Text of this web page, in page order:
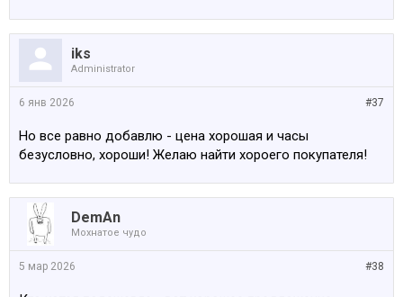
iks
Administrator
#37
6 янв 2026
Но все равно добавлю - цена хорошая и часы
безусловно, хороши! Желаю найти хороего покупателя!
DemAn
Мохнатое чудо
#38
5 мар 2026